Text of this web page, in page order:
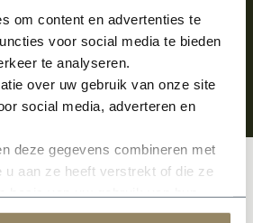
om content en advertenties te
voor social media te bieden
te analyseren.
over uw gebruik van onze site
social media, adverteren en
deze gegevens combineren met
u aan ze heeft verstrekt of die ze